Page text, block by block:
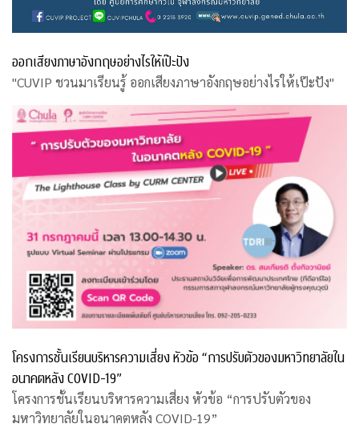
ออกเสียงภาษาอังกฤษอย่างไรให้เป๊ะปัง
"CUVIP ชวนมาเรียนรู้ ออกเสียงภาษาอังกฤษอย่างไรให้เป๊ะปัง"
โครงการชั้นเรียนบริหารความเสี่ยง หัวข้อ “การปรับตัวของมหาวิทยาลัยใน
อนาคตหลัง COVID-19”
โครงการชั้นเรียนบริหารความเสี่ยง หัวข้อ “การปรับตัวของ
มหาวิทยาลัยในอนาคตหลัง COVID-19”